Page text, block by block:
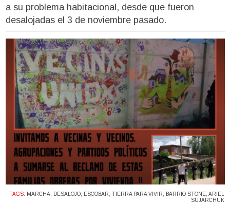
a su problema habitacional, desde que fueron
desalojadas el 3 de noviembre pasado.
TAGS: MARCHA DESALOJO ESCOBAR TIERRA PARA VIVIR BARRIO STONE ARIEL
SUJARCHUK